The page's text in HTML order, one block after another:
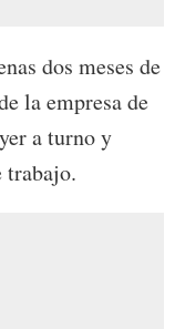
dos meses de
la empresa de
a turno y
trabajo.